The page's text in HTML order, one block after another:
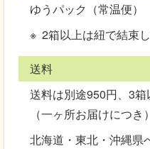
ゆうパック（常温便）
2箱以上は紐で結束
送料
送料は別途950円、3箱
（一ヶ所お届けにつき）
北海道・東北・沖縄県